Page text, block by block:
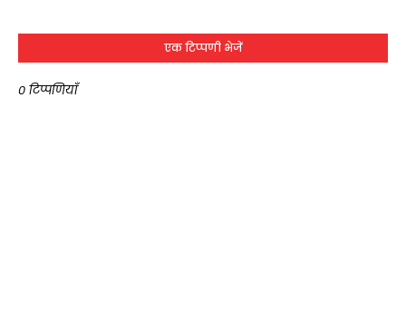
एक टिप्पणी भेजें
0 टिप्पणियाँ